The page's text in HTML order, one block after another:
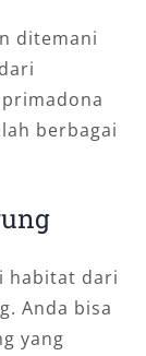
ditemani
berbagai
habitat dari
Anda bisa
yang